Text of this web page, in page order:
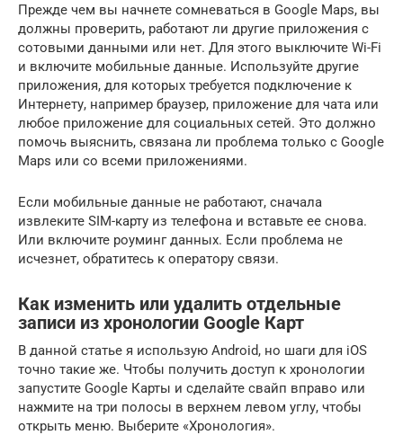
Прежде чем вы начнете сомневаться в Google Maps, вы
должны проверить, работают ли другие приложения с
сотовыми данными или нет. Для этого выключите Wi-Fi
и включите мобильные данные. Используйте другие
приложения, для которых требуется подключение к
Интернету, например браузер, приложение для чата или
любое приложение для социальных сетей. Это должно
помочь выяснить, связана ли проблема только с Google
Maps или со всеми приложениями.
Если мобильные данные не работают, сначала
извлеките SIM-карту из телефона и вставьте ее снова.
Или включите роуминг данных. Если проблема не
исчезнет, ​​обратитесь к оператору связи.
Как изменить или удалить отдельные
записи из хронологии Google Карт
В данной статье я использую Android, но шаги для iOS
точно такие же. Чтобы получить доступ к хронологии
запустите Google Карты и сделайте свайп вправо или
нажмите на три полосы в верхнем левом углу, чтобы
открыть меню. Выберите «Хронология».